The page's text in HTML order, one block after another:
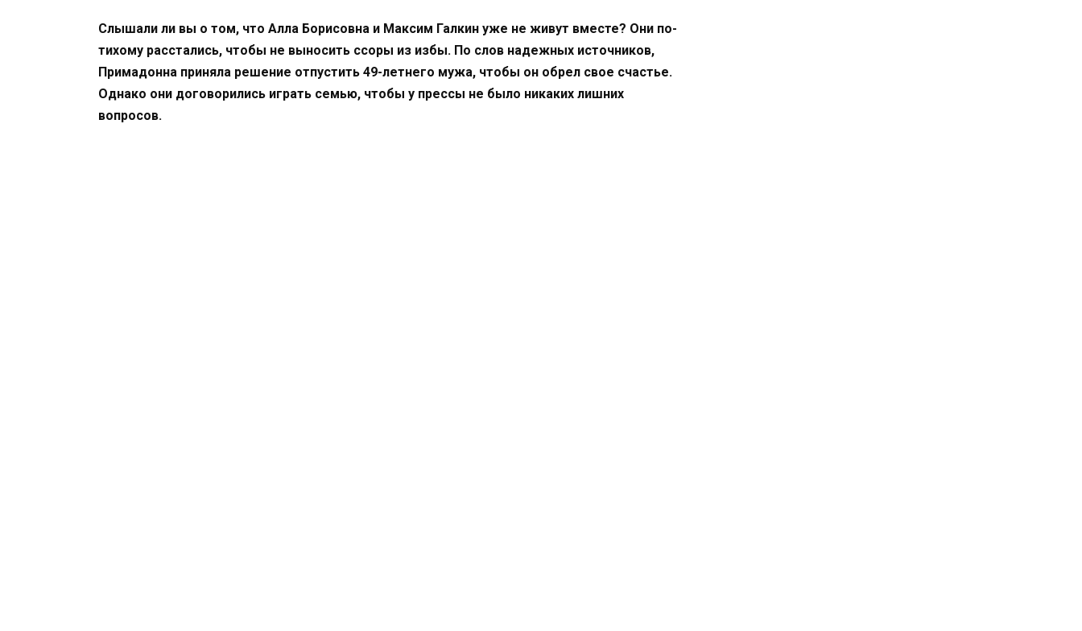
Слышали ли вы о том, что Алла Борисовна и Максим Галкин уже не живут вместе? Они по-
тихому расстались, чтобы не выносить ссоры из избы. По слов надежных источников,
Примадонна приняла решение отпустить 49-летнего мужа, чтобы он обрел свое счастье.
Однако они договорились играть семью, чтобы у прессы не было никаких лишних
вопросов.